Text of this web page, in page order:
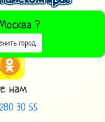
?
город
ГОРОД
нам
30 55